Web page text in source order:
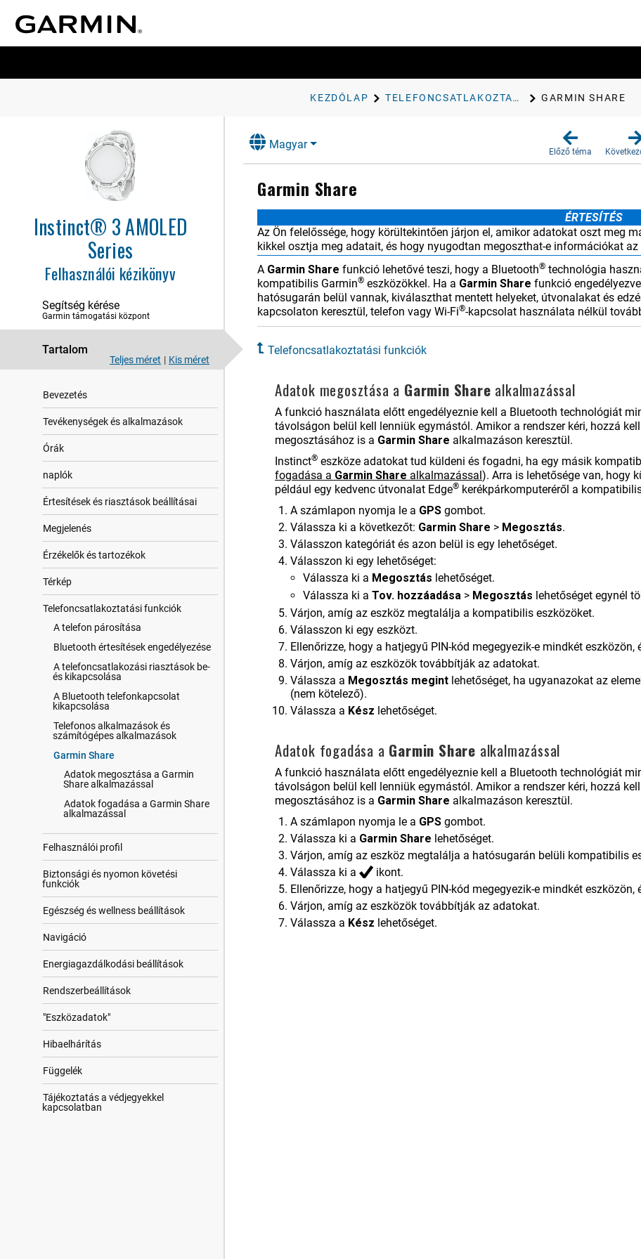
KEZDŐLAP TELEFONCSATLAKOZTATÁSI FUNKCIÓK GARMIN SHARE
Instinct® 3 AMOLED
Series
Felhasználói kézikönyv
Segítség kérése
Garmin támogatási központ
Tartalom
Teljes méret | Kis méret
Bevezetés
Tevékenységek és alkalmazások
Órák
naplók
Értesítések és riasztások beállításai
Megjelenés
Érzékelők és tartozékok
Térkép
Telefoncsatlakoztatási funkciók
A telefon párosítása
Bluetooth értesítések engedélyezése
A telefoncsatlakozási riasztások be-
és kikapcsolása
A Bluetooth telefonkapcsolat
kikapcsolása
Telefonos alkalmazások és
számítógépes alkalmazások
Garmin Share
Adatok megosztása a Garmin
Share alkalmazással
Adatok fogadása a Garmin Share
alkalmazással
Felhasz​nálói profil
Biztonsági és nyomon követési
funkciók
Egészség és wellness beállítások
Navigáció
Energiagazdálkodási beállítások
Rendszerbeállítások
"Eszközadatok"
Hibaelhárítás
Függelék
Tájékoztatás a védjegyekkel
kapcsolatban
Magyar
Előző téma
Garmin Share
ÉRTESÍTÉS
Az Ön felelőssége, hogy körültekintően járjon el, amikor adatokat oszt meg
kikkel osztja meg adatait, és hogy nyugodtan megoszthat-e információkat
A Garmin Share funkció lehetővé teszi, hogy a Bluetooth® technológia
kompatibilis Garmin® eszközökkel. Ha a Garmin Share funkció
hatósugarán belül vannak, kiválaszthat mentett helyeket, útvonalakat és
kapcsolaton keresztül, telefon vagy Wi‑Fi®-kapcsolat használata nélkül
Telefoncsatlakoztatási funkciók
Adatok megosztása a Garmin Share alkalmazással
A funkció használata előtt engedélyeznie kell a Bluetooth technológiát
távolságon belül kell lenniük egymástól. Amikor a rendszer kéri, hozzá
megosztásához is a Garmin Share alkalmazáson keresztül.
Instinct® eszköze adatokat tud küldeni és fogadni, ha egy másik
fogadása a Garmin Share alkalmazással). Arra is lehetősége van, hogy
például egy kedvenc útvonalat Edge® kerékpárkomputeréről a
A számlapon nyomja le a GPS gombot.
Válassza ki a következőt: Garmin Share > Megosztás.
Válasszon kategóriát és azon belül is egy lehetőséget.
Válasszon ki egy lehetőséget:
Válassza ki a Megosztás lehetőséget.
Válassza ki a Tov. hozzáadása > Megosztás lehetőséget egynél
Várjon, amíg az eszköz megtalálja a kompatibilis eszközöket.
Válasszon ki egy eszközt.
Ellenőrizze, hogy a hatjegyű PIN-kód megegyezik-e mindkét eszközön,
Várjon, amíg az eszközök továbbítják az adatokat.
Válassza a Megosztás megint lehetőséget, ha ugyanazokat az
(nem kötelező).
Válassza a Kész lehetőséget.
Adatok fogadása a Garmin Share alkalmazással
A funkció használata előtt engedélyeznie kell a Bluetooth technológiát
távolságon belül kell lenniük egymástól. Amikor a rendszer kéri, hozzá
megosztásához is a Garmin Share alkalmazáson keresztül.
A számlapon nyomja le a GPS gombot.
Válassza ki a Garmin Share lehetőséget.
Várjon, amíg az eszköz megtalálja a hatósugarán belüli kompatibilis
Válassza ki a
ikont.
Ellenőrizze, hogy a hatjegyű PIN-kód megegyezik-e mindkét eszközön,
Várjon, amíg az eszközök továbbítják az adatokat.
Válassza a Kész lehetőséget.